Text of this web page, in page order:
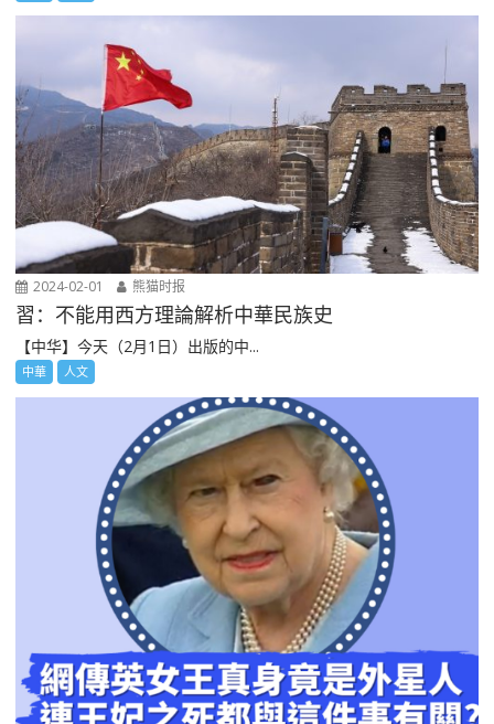
2024-02-01 熊猫时报
習：不能用西方理論解析中華民族史
【中华】今天（2月1日）出版的中...
中華 人文